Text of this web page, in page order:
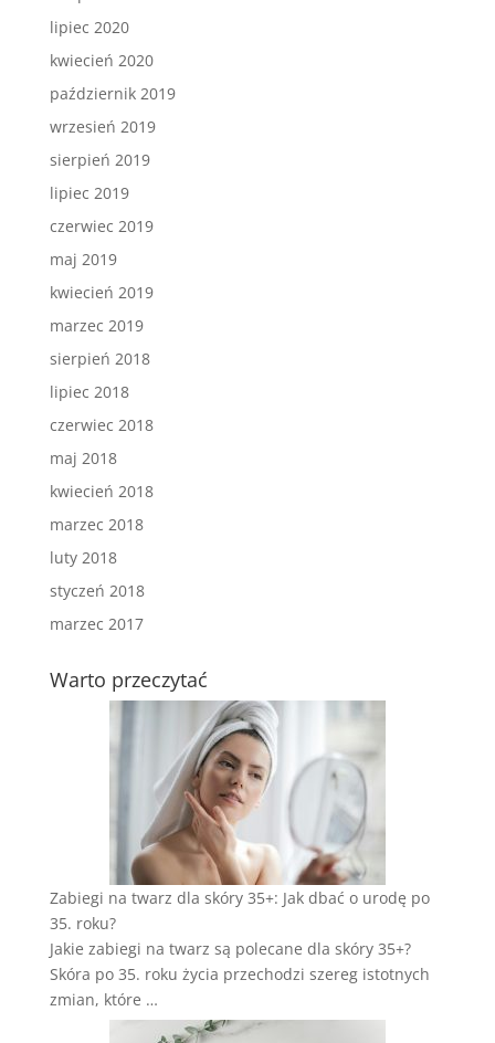
lipiec 2020
kwiecień 2020
październik 2019
wrzesień 2019
sierpień 2019
lipiec 2019
czerwiec 2019
maj 2019
kwiecień 2019
marzec 2019
sierpień 2018
lipiec 2018
czerwiec 2018
maj 2018
kwiecień 2018
marzec 2018
luty 2018
styczeń 2018
marzec 2017
Warto przeczytać
Zabiegi na twarz dla skóry 35+: Jak dbać o urodę po
35. roku?
Jakie zabiegi na twarz są polecane dla skóry 35+?
Skóra po 35. roku życia przechodzi szereg istotnych
zmian, które …